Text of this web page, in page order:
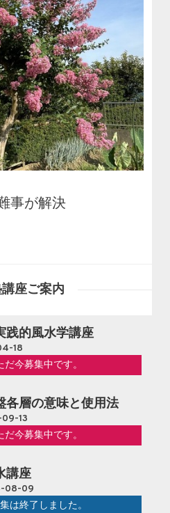
事が解決
座ご案内
践的風水学講座
18
今募集中です。
各層の意味と使用法
13
今募集中です。
講座
08-09
は終了しました。